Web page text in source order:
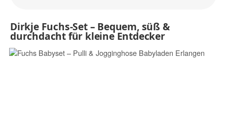
Dirkje Fuchs-Set – Bequem, süß &
durchdacht für kleine Entdecker